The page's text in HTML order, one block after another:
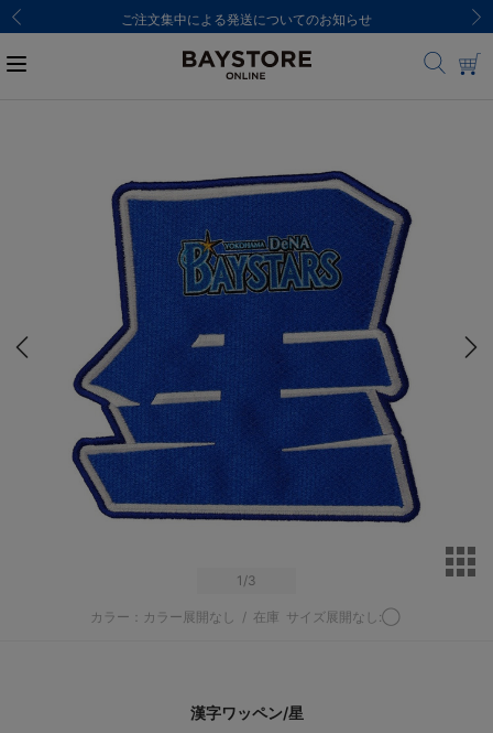
ご注文集中による発送についてのお知らせ
1 /3
カラー：カラー展開なし / 在庫 サイズ展開なし:◯
漢字ワッペン/星